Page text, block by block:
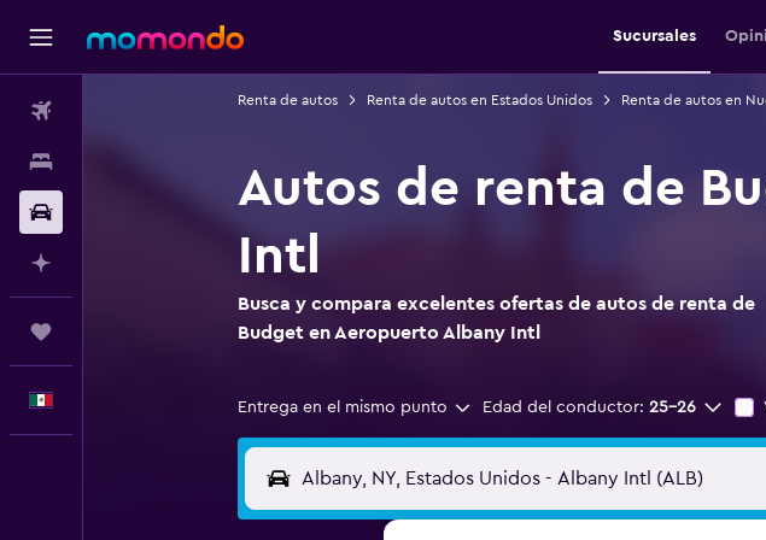
Sucursales
Renta de autos Renta de autos en Estados Unidos Renta de autos en
Autos de renta de
Intl
Busca y compara excelentes ofertas de autos de renta de
Budget en Aeropuerto Albany Intl
Entrega en el mismo punto Edad del conductor: 25-26